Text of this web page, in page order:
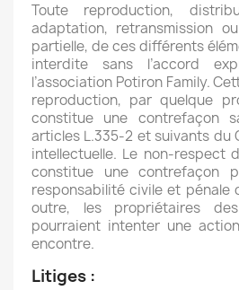
Toute reproduction,
adaptation, retransmission
partielle, de ces différents
interdite sans l’accord
l’association Potiron Family.
reproduction, par quelque
constitue une contrefaçon
articles L.335-2 et suivants du
intellectuelle. Le non-respect
constitue une contrefaçon
responsabilité civile et pénale
outre, les propriétaires
pourraient intenter une
encontre.
Litiges :